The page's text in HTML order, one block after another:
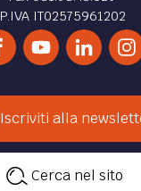
P.IVA IT02575961202
Iscriviti alla
Cerca nel sito